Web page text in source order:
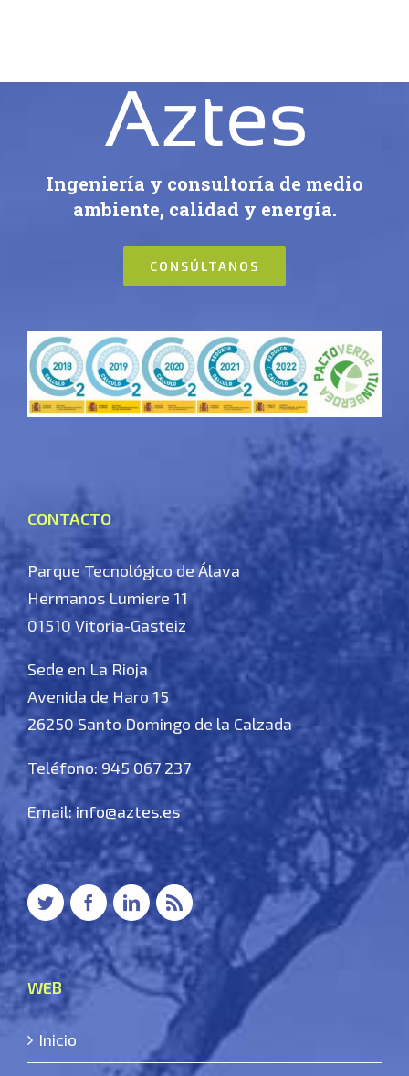
Ingeniería y consultoría de medio
ambiente, calidad y energía.
CONSÚLTANOS
CONTACTO
Parque Tecnológico de Álava
Hermanos Lumiere 11
01510 Vitoria-Gasteiz
Sede en La Rioja
Avenida de Haro 15
26250 Santo Domingo de la Calzada
Teléfono: 945 067 237
Email:info@aztes.es
WEB
Inicio